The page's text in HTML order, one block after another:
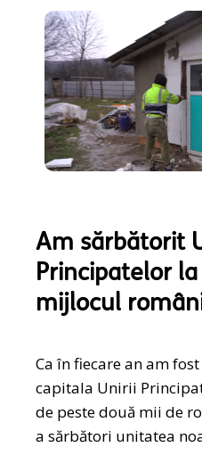
Am sărbătorit
Principatelor
mijlocul
Ca în fiecare an am
capitala Unirii
de peste două mii de
a sărbători unitatea